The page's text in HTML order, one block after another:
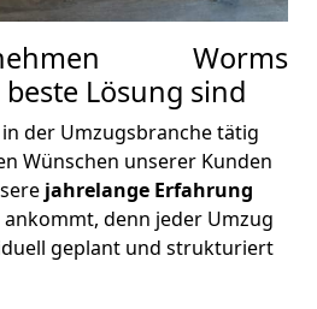
Worms
Lösung sind
der Umzugsbranche tätig
Wünschen unserer Kunden
jahrelange Erfahrung
denn jeder Umzug
geplant und strukturiert